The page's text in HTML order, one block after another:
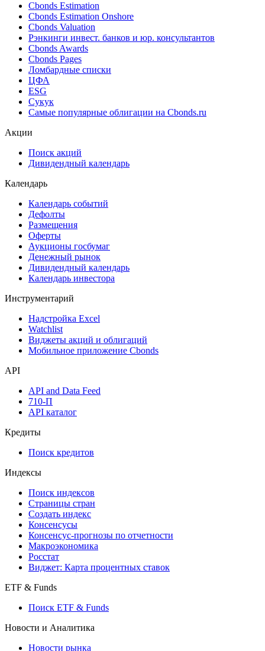
Cbonds Estimation
Cbonds Estimation Onshore
Cbonds Valuation
Рэнкинги инвест. банков и юр. консультантов
Cbonds Awards
Cbonds Pages
Ломбардные списки
ЦФА
ESG
Сукук
Самые популярные облигации на Cbonds.ru
Акции
Поиск акций
Дивидендный календарь
Календарь
Календарь событий
Дефолты
Размещения
Оферты
Аукционы госбумаг
Денежный рынок
Дивидендный календарь
Календарь инвестора
Инструментарий
Надстройка Excel
Watchlist
Виджеты акций и облигаций
Мобильное приложение Cbonds
API
API and Data Feed
710-П
API каталог
Кредиты
Поиск кредитов
Индексы
Поиск индексов
Страницы стран
Создать индекс
Консенсусы
Консенсус-прогнозы по отчетности
Макроэкономика
Росстат
Виджет: Карта процентных ставок
ETF & Funds
Поиск ETF & Funds
Новости и Аналитика
Новости рынка